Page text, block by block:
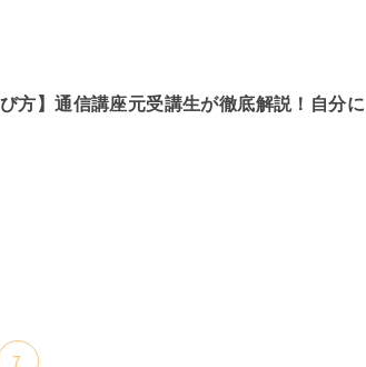
方】通信講座元受講生が徹底解説！自分に
7